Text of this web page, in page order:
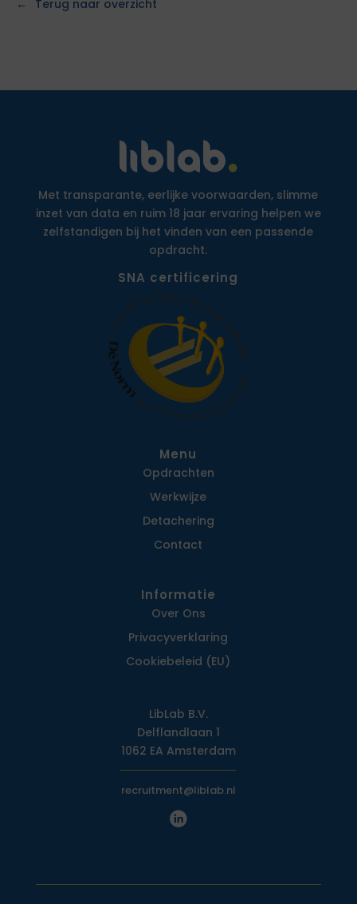
Terug naar overzicht
Met transparante, eerlijke voorwaarden, slimme
inzet van data en ruim 18 jaar ervaring helpen we
zelfstandigen bij het vinden van een passende
opdracht.
SNA certificering
Menu
Opdrachten
Werkwijze
Detachering
Contact
Informatie
Over Ons
Privacy­verklaring
Cookiebeleid (EU)
LibLab B.V.
Delflandlaan 1
1062 EA Amsterdam
recruitment@liblab.nl